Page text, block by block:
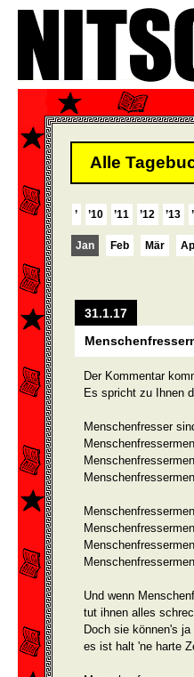
Alle
’ ’10 ’11 ’12 ’13
Jan Feb Mär
31.1.17
Der Kommentar
Es spricht zu Ihnen
Menschenfresser
Und wenn
tut ihnen alles
Doch sie können's
es ist halt 'ne harte